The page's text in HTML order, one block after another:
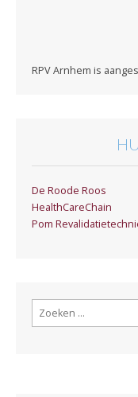
RPV Arnhem is
De Roode Roos
HealthCareChain
Pom
Zoeken